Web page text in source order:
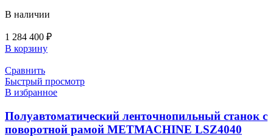
В наличии
1 284 400 ₽
В корзину
Сравнить
Быстрый просмотр
В избранное
Полуавтоматический ленточнопильный станок с
поворотной рамой METMACHINE LSZ4040